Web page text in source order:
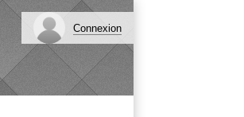
Connexion